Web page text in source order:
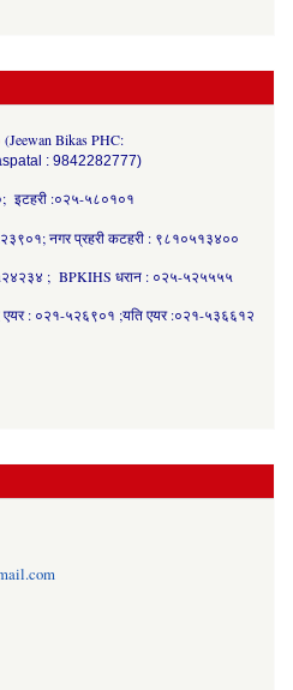
(Jeewan Bikas PHC:
: 9842282777)
इटहरी :०२५-५८०१०१
नगर प्रहरी कटहरी : ९८१०५१३४००
; BPKIHS धरान : ०२५-५२५५५५
एयर : ०२१-५२६९०१ ;यति एयर :०२१-५३६६१२